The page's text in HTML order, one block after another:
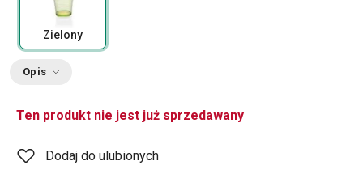
Zielony
Opis
Ten produkt nie jest już sprzedawany
Dodaj do ulubionych